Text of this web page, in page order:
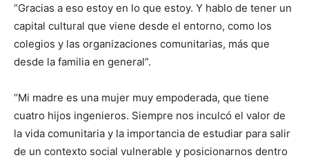
“Gracias a eso estoy en lo que estoy. Y hablo de tener un
capital cultural que viene desde el entorno, como los
colegios y las organizaciones comunitarias, más que
desde la familia en general”.
“Mi madre es una mujer muy empoderada, que tiene
cuatro hijos ingenieros. Siempre nos inculcó el valor de
la vida comunitaria y la importancia de estudiar para salir
de un contexto social vulnerable y posicionarnos dentro